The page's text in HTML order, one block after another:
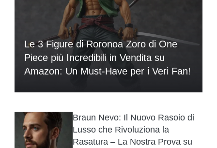
Le 3 Figure di Roronoa Zoro di One
Piece più Incredibili in Vendita su
Amazon: Un Must-Have per i Veri Fan!
Braun Nevo: Il Nuovo Rasoio di
Lusso che Rivoluziona la
Rasatura – La Nostra Prova su